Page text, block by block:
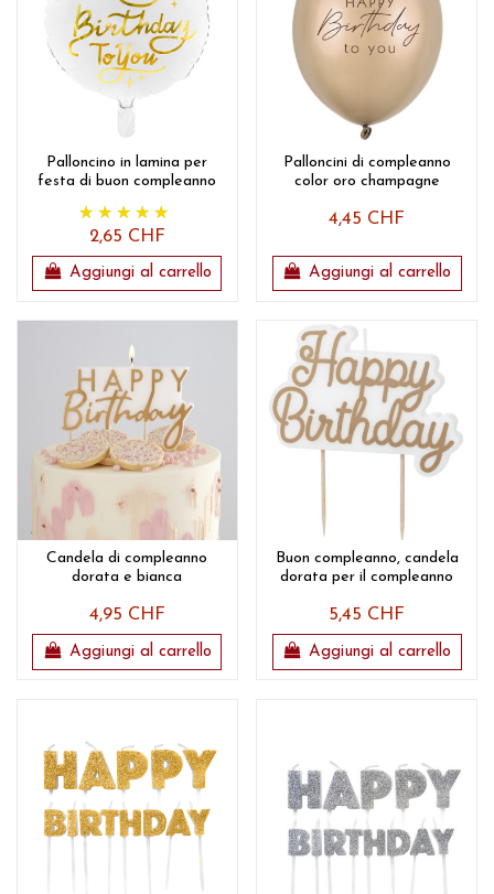
Palloncino in lamina per
festa di buon compleanno
2,65 CHF
Aggiungi al carrello
Palloncini di compleanno
color oro champagne
4,45 CHF
Aggiungi al carrello
Candela di compleanno
dorata e bianca
4,95 CHF
Aggiungi al carrello
Buon compleanno, candela
dorata per il compleanno
5,45 CHF
Aggiungi al carrello